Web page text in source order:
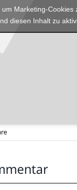
um Marketing-Cookies
diesen Inhalt zu
nicht. Mit der CD